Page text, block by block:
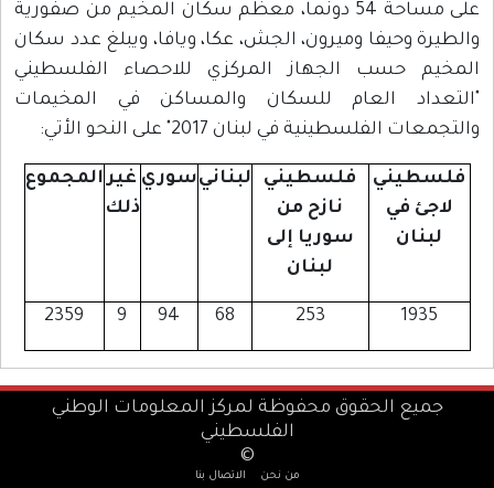
على مساحة 54 دونماً، معظم سكان المخيم من صفورية
والطيرة وحيفا وميرون، الجش، عكا، ويافا، ويبلغ عدد سكان
المخيم حسب الجهاز المركزي للاحصاء الفلسطيني
"التعداد العام للسكان والمساكن في المخيمات
والتجمعات الفلسطينية في لبنان 2017" على النحو الأتي:
فلسطيني
لاجئ في
لبنان
فلسطيني
نازح من
سوريا إلى
لبنان
لبنانيسوري غير
ذلك
المجموع
1935
253
68
94
9
2359
جميع الحقوق محفوظة لمركز المعلومات الوطني
الفلسطيني
©
من نحن الاتصال بنا